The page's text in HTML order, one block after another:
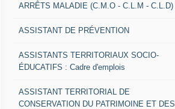
ARRÊTS MALADIE (C.M.O - C.L.M - C.L.D)
ASSISTANT DE PRÉVENTION
ASSISTANTS TERRITORIAUX SOCIO-
ÉDUCATIFS : Cadre d'emplois
ASSISTANT TERRITORIAL DE
CONSERVATION DU PATRIMOINE ET DES